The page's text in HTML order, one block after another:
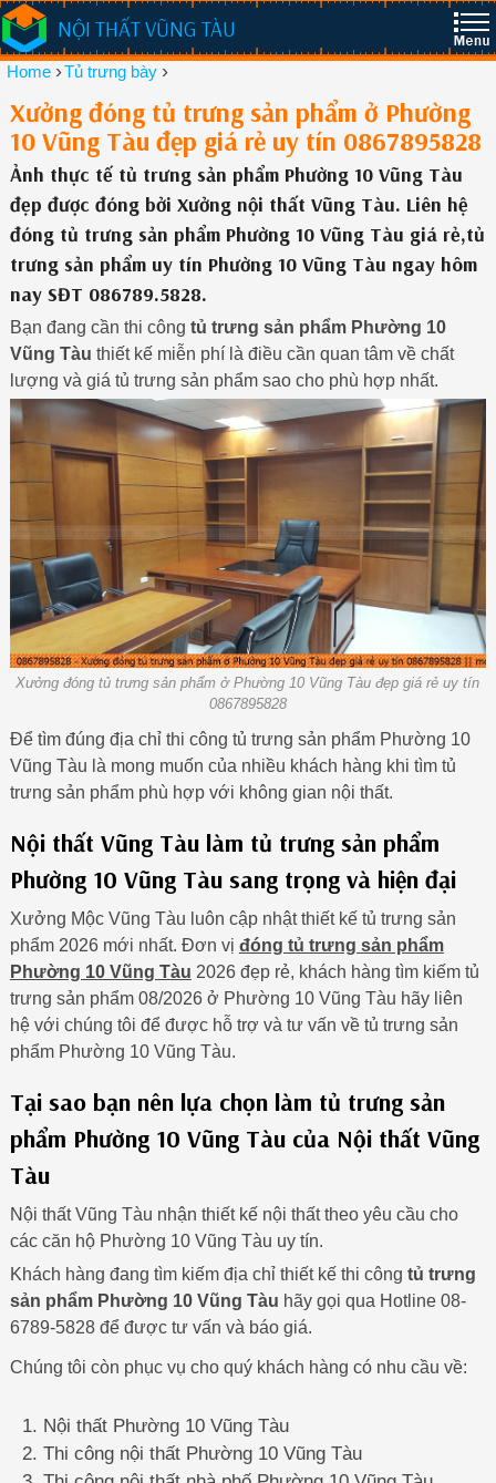
NỘI THẤT VŨNG TÀU
Home ›Tủ trưng bày ›
Xưởng đóng tủ trưng sản phẩm ở Phường
10 Vũng Tàu đẹp giá rẻ uy tín 0867895828
Ảnh thực tế tủ trưng sản phẩm Phường 10 Vũng Tàu
đẹp được đóng bởi Xưởng nội thất Vũng Tàu. Liên hệ
đóng tủ trưng sản phẩm Phường 10 Vũng Tàu giá rẻ,tủ
trưng sản phẩm uy tín Phường 10 Vũng Tàu ngay hôm
nay SĐT 086789.5828.
Bạn đang cần thi công tủ trưng sản phẩm Phường 10
Vũng Tàu thiết kế miễn phí là điều cần quan tâm về chất
lượng và giá tủ trưng sản phẩm sao cho phù hợp nhất.
Xưởng đóng tủ trưng sản phẩm ở Phường 10 Vũng Tàu đẹp giá rẻ uy tín
0867895828
Để tìm đúng địa chỉ thi công tủ trưng sản phẩm Phường 10
Vũng Tàu là mong muốn của nhiều khách hàng khi tìm tủ
trưng sản phẩm phù hợp với không gian nội thất.
Nội thất Vũng Tàu làm tủ trưng sản phẩm
Phường 10 Vũng Tàu sang trọng và hiện đại
Xưởng Mộc Vũng Tàu luôn cập nhật thiết kế tủ trưng sản
phẩm 2026 mới nhất. Đơn vị đóng tủ trưng sản phẩm
Phường 10 Vũng Tàu 2026 đẹp rẻ, khách hàng tìm kiếm tủ
trưng sản phẩm 08/2026 ở Phường 10 Vũng Tàu hãy liên
hệ với chúng tôi để được hỗ trợ và tư vấn về tủ trưng sản
phẩm Phường 10 Vũng Tàu.
Tại sao bạn nên lựa chọn làm tủ trưng sản
phẩm Phường 10 Vũng Tàu của Nội thất Vũng
Tàu
Nội thất Vũng Tàu nhận thiết kế nội thất theo yêu cầu cho
các căn hộ Phường 10 Vũng Tàu uy tín.
Khách hàng đang tìm kiếm địa chỉ thiết kế thi công tủ trưng
sản phẩm Phường 10 Vũng Tàu hãy gọi qua Hotline 08-
6789-5828 để được tư vấn và báo giá.
Chúng tôi còn phục vụ cho quý khách hàng có nhu cầu về:
Nội thất Phường 10 Vũng Tàu
Thi công nội thất Phường 10 Vũng Tàu